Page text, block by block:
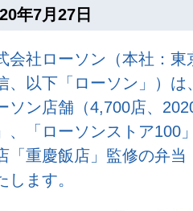
年7月27日
会社ローソン（本社：
、以下「ローソン」）
ソン店舗（4,700店、
、「ローソンストア100
「重慶飯店」監修の弁
します。